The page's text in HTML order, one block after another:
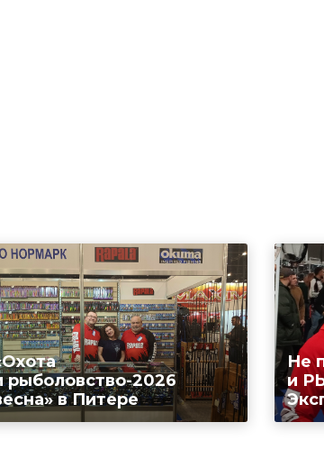
рыболовство-2026
в Питере
Не
и